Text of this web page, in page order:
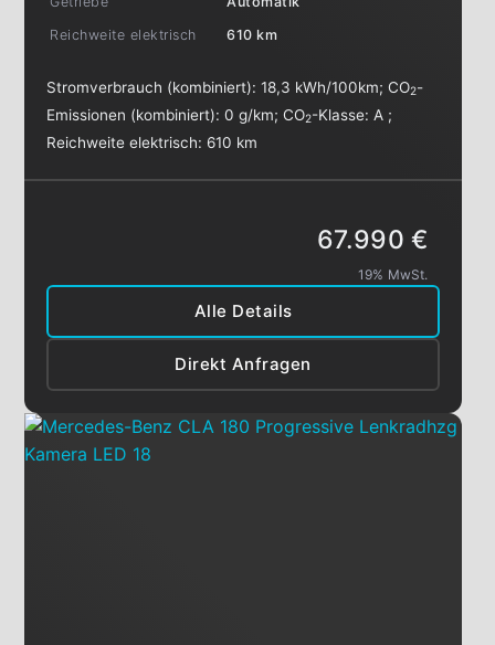
Reichweite elektrisch
610 km
Stromverbrauch (kombiniert):18,3 kWh/100km;CO2-
Emissionen (kombiniert):0 g/km;CO2-Klasse:A ;
Reichweite elektrisch: 610 km
Alle Details
Direkt Anfragen
67.990 €
19% MwSt.